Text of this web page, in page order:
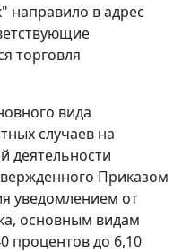
направило в адрес
торговля
вида
случаев на
деятельности
Приказом
уведомлением от
основным видам
процентов до 6,10